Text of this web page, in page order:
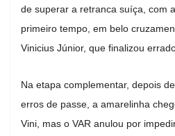
de superar a retranca suíça, com
primeiro tempo, em belo
Vinicius Júnior, que finalizou
Na etapa complementar, depois
erros de passe, a amarelinha
Vini, mas o VAR anulou por